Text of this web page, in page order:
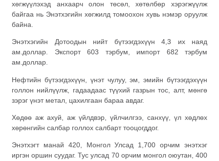
хөгжүүлэхэд анхаарч олон төсөл, хөтөлбөр хэрэгжүүлж
байгаа нь Энэтхэгийн хөгжилд томоохон хувь нэмэр оруулж
байна.
Энэтхэгийн Дотоодын нийт бүтээгдэхүүн 4,3 их наяд
ам.доллар. Экспорт 603 тэрбум, импорт 682 тэрбум
ам.доллар.
Нефтийн бүтээгдэхүүн, үнэт чулуу, эм, эмийн бүтээгдэхүүн
голлон нийлүүлж, гадаадаас түүхий газрын тос, алт, мөнгө
зэрэг үнэт метал, цахилгаан бараа авдаг.
Хөдөө аж ахуй, аж үйлдвэр, үйлчилгээ, санхүү, үл хөдлөх
хөрөнгийн салбар голлох салбарт тооцогддог.
Энэтхэгт манай 420, Монгол Улсад 1,700 орчим энэтхэг
иргэн оршин суудаг. Тус улсад 70 орчим монгол оюутан, 400